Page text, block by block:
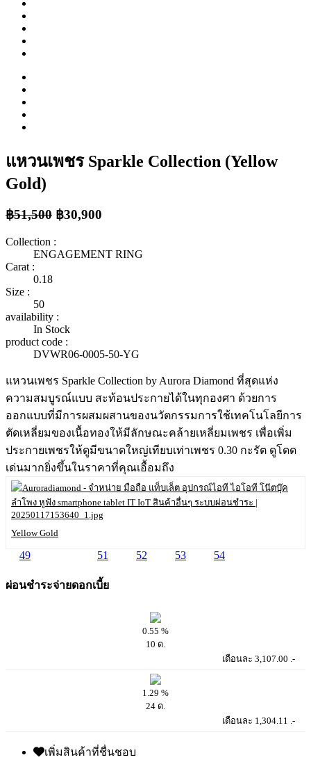
แหวนเพชร Sparkle Collection (Yellow
Gold)
฿51,500 ฿30,900
Collection :
ENGAGEMENT RING
Carat :
0.18
Size :
50
availability :
In Stock
product code :
DVWR06-0005-50-YG
แหวนเพชร Sparkle Collection by Aurora Diamond ที่สุดแห่ง
ความสมบูรณ์แบบ สะท้อนประกายได้ในทุกองศา ด้วยการ
ออกแบบที่มีการผสมผสานของนวัตกรรมการใช้เทคโนโลยีการ
ตัดเหลี่ยมของเนื้อทองให้มีลักษณะคล้ายเหลี่ยมเพชร เพื่อเพิ่ม
ประกายเพชรให้ดูมีขนาดใหญ่เทียบเท่าเพชร 0.30 กะรัต ดูโดด
เด่นมากยิ่งขึ้นในราคาที่คุณเอื้อมถึง
Yellow Gold
49 51 52 53 54
ผ่อนชำระจ่ายดอกเบี้ย
0.55 %
10 ด.
เดือนละ 3,107.00 .-
1.29 %
24 ด.
เดือนละ 1,304.11 .-
เพิ่มสินค้าที่ชื่นชอบ